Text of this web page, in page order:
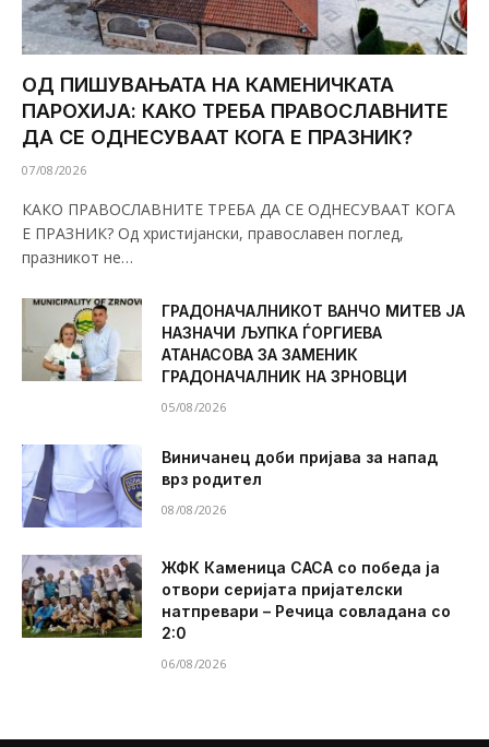
ОД ПИШУВАЊАТА НА КАМЕНИЧКАТА
ПАРОХИЈА: КАКО ТРЕБА ПРАВОСЛАВНИТЕ
ДА СЕ ОДНЕСУВААТ КОГА Е ПРАЗНИК?
07/08/2026
КАКО ПРАВОСЛАВНИТЕ ТРЕБА ДА СЕ ОДНЕСУВААТ КОГА
Е ПРАЗНИК? Од христијански, православен поглед,
празникот не…
ГРАДОНАЧАЛНИКОТ ВАНЧО МИТЕВ ЈА
НАЗНАЧИ ЉУПКА ЃОРГИЕВА
АТАНАСОВА ЗА ЗАМЕНИК
ГРАДОНАЧАЛНИК НА ЗРНОВЦИ
05/08/2026
Виничанец доби пријава за напад
врз родител
08/08/2026
ЖФК Каменица САСА со победа ја
отвори серијата пријателски
натпревари – Речица совладана со
2:0
06/08/2026